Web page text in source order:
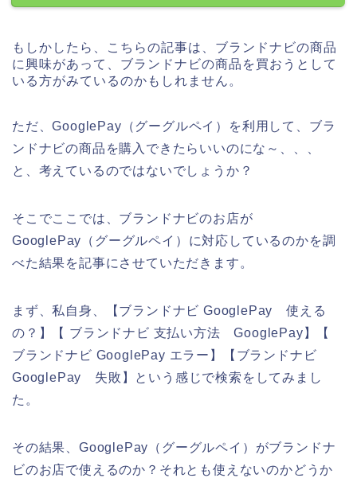
もしかしたら、こちらの記事は、ブランドナビの商品
に興味があって、ブランドナビの商品を買おうとして
いる方がみているのかもしれません。
ただ、GooglePay（グーグルペイ）を利用して、ブラ
ンドナビの商品を購入できたらいいのにな～、、、
と、考えているのではないでしょうか？
そこでここでは、ブランドナビのお店が
GooglePay（グーグルペイ）に対応しているのかを調
べた結果を記事にさせていただきます。
まず、私自身、【ブランドナビ GooglePay 使える
の？】【 ブランドナビ 支払い方法 GooglePay】【
ブランドナビ GooglePay エラー】【ブランドナビ
GooglePay 失敗】という感じで検索をしてみまし
た。
その結果、GooglePay（グーグルペイ）がブランドナ
ビのお店で使えるのか？それとも使えないのかどうか